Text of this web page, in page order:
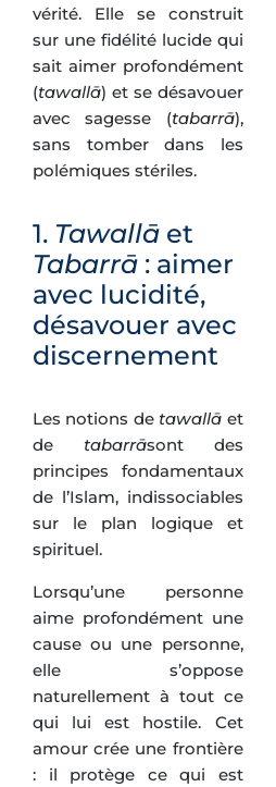
vérité. Elle se construit
sur une fidélité lucide qui
sait aimer profondément
(tawallā) et se désavouer
avec sagesse (tabarrā),
sans tomber dans les
polémiques stériles.
1. Tawallā et
Tabarrā : aimer
avec lucidité,
désavouer avec
discernement
Les notions de tawallā et
de tabarrāsont des
principes fondamentaux
de l’Islam, indissociables
sur le plan logique et
spirituel.
Lorsqu’une personne
aime profondément une
cause ou une personne,
elle s’oppose
naturellement à tout ce
qui lui est hostile. Cet
amour crée une frontière
: il protège ce qui est